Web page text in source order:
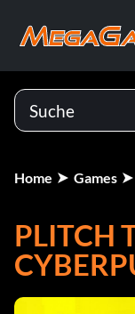
Home Games
PLITCH